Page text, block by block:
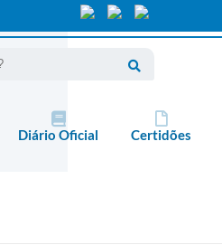
Diário Oficial Certidões